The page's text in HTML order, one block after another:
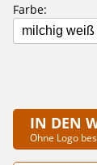
Farbe:
milchig weiß
IN DEN
Ohne Logo